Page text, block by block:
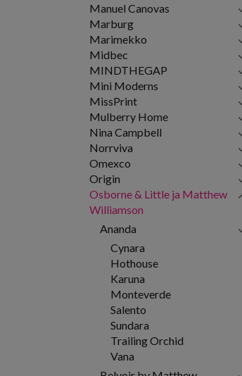
Manuel Canovas
Marburg
Marimekko
Midbec
MINDTHEGAP
Mini Moderns
MissPrint
Mulberry Home
Nina Campbell
Norrviva
Omexco
Origin
Osborne & Little ja Matthew
Williamson
Ananda
Cynara
Hothouse
Karuna
Monteverde
Salento
Sundara
Trailing Orchid
Vana